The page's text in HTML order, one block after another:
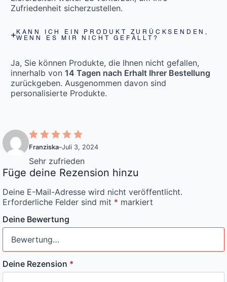
Zufriedenheit sicherzustellen.
KANN ICH EIN PRODUKT ZURÜCKSENDEN,
WENN ES MIR NICHT GEFÄLLT?
Ja, Sie können Produkte, die Ihnen nicht gefallen,
innerhalb von 14 Tagen nach Erhalt Ihrer Bestellung
zurückgeben. Ausgenommen davon sind
personalisierte Produkte.
Franziska–Juli 3, 2024
Sehr zufrieden
Füge deine Rezension hinzu
Deine E-Mail-Adresse wird nicht veröffentlicht.
Erforderliche Felder sind mit * markiert
Deine Bewertung
Deine Rezension *